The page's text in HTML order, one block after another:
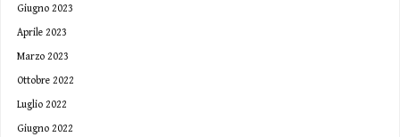
Giugno 2023
Aprile 2023
Marzo 2023
Ottobre 2022
Luglio 2022
Giugno 2022